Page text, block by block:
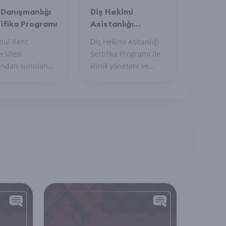
Programı
Kent
sunulan
modelidir.
Diş Hekimi
Asistanlığı
Diş Hekimi Asitanlığı
Sertifika Programı ile
klinik yönetimi ve